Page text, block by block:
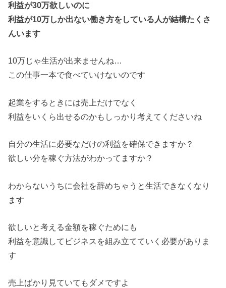
利益が30万欲しいのに
利益が10万しか出ない働き方をしている人が結構たくさ
んいます
10万じゃ生活が出来ませんね…
この仕事一本で食べていけないのです
起業をするときには売上だけでなく
利益をいくら出せるのかもしっかり考えてくださいね
自分の生活に必要なだけの利益を確保できますか？
欲しい分を稼ぐ方法がわかってますか？
わからないうちに会社を辞めちゃうと生活できなくなり
ます
欲しいと考える金額を稼ぐためにも
利益を意識してビジネスを組み立てていく必要がありま
す
売上ばかり見ていてもダメですよ